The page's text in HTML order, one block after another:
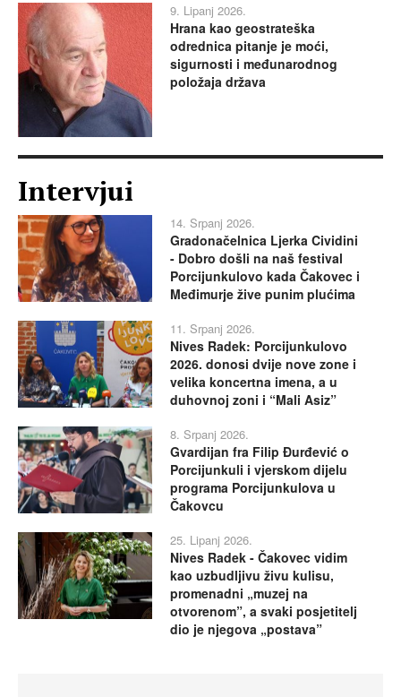
9. Lipanj 2026.
Hrana kao geostrateška
odrednica pitanje je moći,
sigurnosti i međunarodnog
položaja država
Intervjui
14. Srpanj 2026.
Gradonačelnica Ljerka Cividini
- Dobro došli na naš festival
Porcijunkulovo kada Čakovec i
Međimurje žive punim plućima
11. Srpanj 2026.
Nives Radek: Porcijunkulovo
2026. donosi dvije nove zone i
velika koncertna imena, a u
duhovnoj zoni i “Mali Asiz”
8. Srpanj 2026.
Gvardijan fra Filip Đurđević o
Porcijunkuli i vjerskom dijelu
programa Porcijunkulova u
Čakovcu
25. Lipanj 2026.
Nives Radek - Čakovec vidim
kao uzbudljivu živu kulisu,
promenadni „muzej na
otvorenom”, a svaki posjetitelj
dio je njegova „postava”